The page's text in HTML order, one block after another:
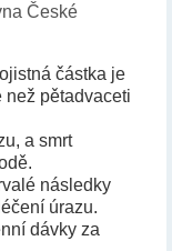
České
částka je
pětadvaceti
a smrt
následky
úrazu.
dávky za